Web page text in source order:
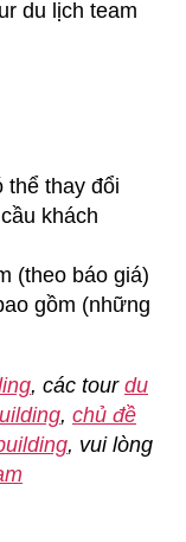
thể thay đổi
khách
(theo báo giá)
gồm (những
, các tour du
, chủ đề
, vui lòng